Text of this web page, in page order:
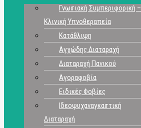
Γνωσιακή Συμπεριφορική –
Κλινική Υπνοθεραπεία
Κατάθλιψη
Αγχώδης Διαταραχή
Διαταραχή Πανικού
Αγοραφοβία
Ειδικές Φοβίες
Ιδεοψυχαναγκαστική
Διαταραχή